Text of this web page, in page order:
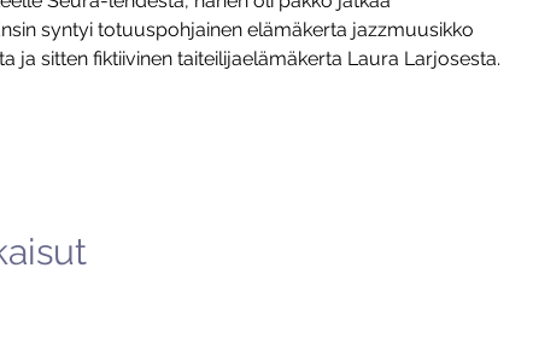
syntyi totuuspohjainen elämäkerta jazzmuusikko
ja sitten fiktiivinen taiteilijaelämäkerta Laura Larjosesta.